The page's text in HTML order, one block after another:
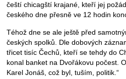
čeští chicagští krajané, kteří jej
českého dne přesně ve 12 hodin
Téhož dne se ale ještě před
českých spolků. Dle dobových
třicet tisíc Čechů, kteří se tehdy do
konal banket na Dvořákovu počest.
Karel Jonáš, což byl, tuším, politik.“